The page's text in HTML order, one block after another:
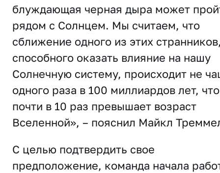
блуждающая черная дыра может
рядом с Солнцем. Мы считаем, что
сближение одного из этих
способного оказать влияние на нашу
Солнечную систему, происходит не
одного раза в 100 миллиардов лет, что
почти в 10 раз превышает возраст
Вселенной», – пояснил Майкл
С целью подтвердить свое
предположение, команда начала